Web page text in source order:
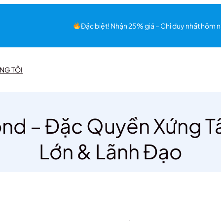
Đặc biệt! Nhận 25% giá – Chỉ duy nhất hôm
TÔI
– Đặc Quyền Xứng
Lớn & Lãnh Đạo